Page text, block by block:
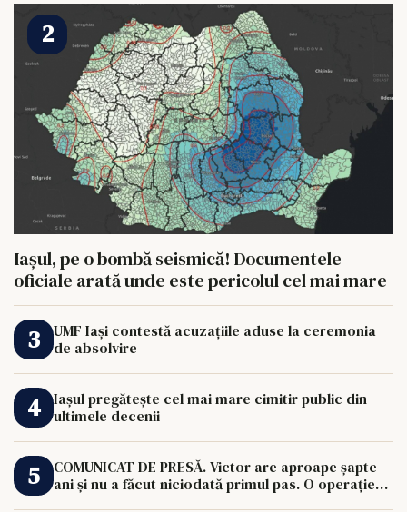
Iașul, pe o bombă seismică! Documentele
oficiale arată unde este pericolul cel mai mare
UMF Iași contestă acuzațiile aduse la ceremonia
de absolvire
Iașul pregătește cel mai mare cimitir public din
ultimele decenii
COMUNICAT DE PRESĂ. Victor are aproape șapte
ani și nu a făcut niciodată primul pas. O operație